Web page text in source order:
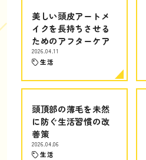
美しい頭皮アートメ
イクを長持ちさせる
ためのアフターケア
2026.04.11
生活
頭頂部の薄毛を未然
に防ぐ生活習慣の改
善策
2026.04.06
生活